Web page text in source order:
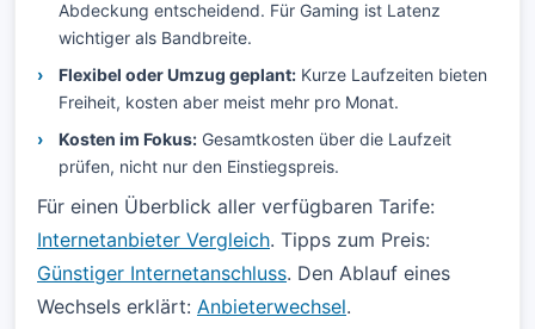
Abdeckung entscheidend. Für Gaming ist Latenz
wichtiger als Bandbreite.
Flexibel oder Umzug geplant: Kurze Laufzeiten bieten
Freiheit, kosten aber meist mehr pro Monat.
Kosten im Fokus: Gesamtkosten über die Laufzeit
prüfen, nicht nur den Einstiegspreis.
Für einen Überblick aller verfügbaren Tarife:
Internetanbieter Vergleich. Tipps zum Preis:
Günstiger Internetanschluss. Den Ablauf eines
Wechsels erklärt: Anbieterwechsel.